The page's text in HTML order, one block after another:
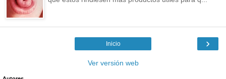
›
Inicio
Ver versión web